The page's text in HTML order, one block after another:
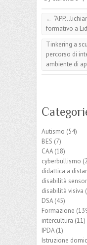
←
formativo a
Tinkering a
percorso di
ambiente di
Autismo (54)
BES (7)
CAA(18)
cyberbullismo
didattica a
disabilità
disabilità visiva
DSA(45)
Formazione
intercultura (11)
IPDA(1)
Istruzione